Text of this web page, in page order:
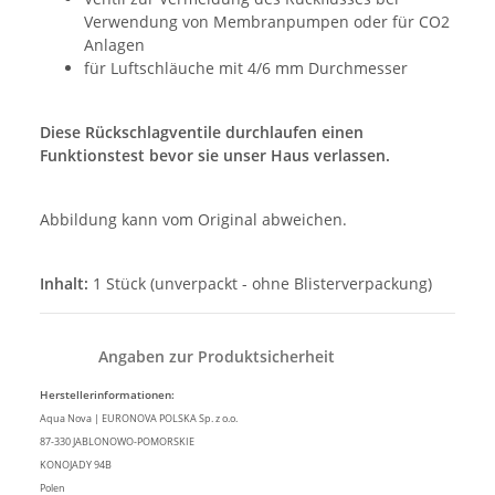
Verwendung von Membranpumpen oder für CO2
Anlagen
für Luftschläuche mit 4/6 mm Durchmesser
Diese Rückschlagventile durchlaufen einen
Funktionstest bevor sie unser Haus verlassen.
Abbildung kann vom Original abweichen.
Inhalt: 1 Stück (unverpackt - ohne Blisterverpackung)
Angaben zur Produktsicherheit
Herstellerinformationen:
Aqua Nova | EURONOVA POLSKA Sp. z o.o.
87-330 JABLONOWO-POMORSKIE
KONOJADY 94B
Polen